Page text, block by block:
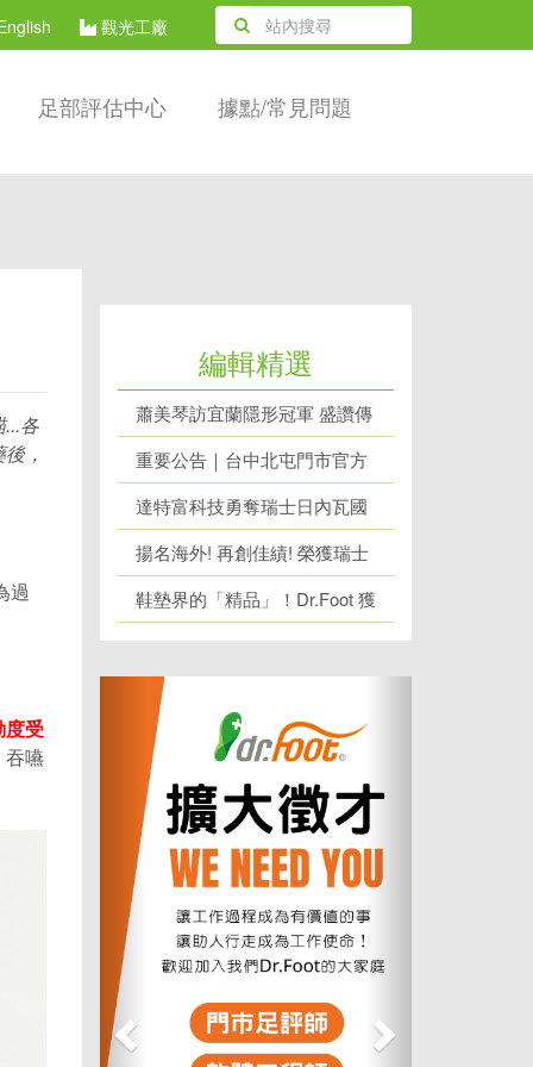
觀光工廠
足部評估中心 據點/常見問題
各
，
過
度受
吞嚥
編輯精選
蕭美琴訪宜蘭隱形冠軍 盛讚傳
產成功轉型代表
重要公告｜台中北屯門市官方
網站辨識說明
達特富科技勇奪瑞士日內瓦國
際發明展金銀雙獎
揚名海外! 再創佳績! 榮獲瑞士
日內瓦發明展 1 金牌、1 銀牌
鞋墊界的「精品」！Dr.Foot 獲
「台灣精品獎」肯定！